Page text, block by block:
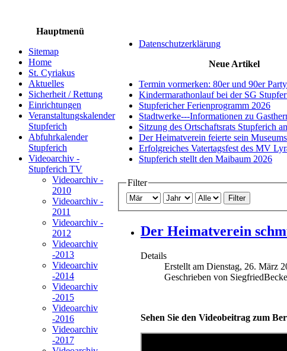
Hauptmenü
Sitemap
Home
St. Cyriakus
Aktuelles
Sicherheit / Rettung
Einrichtungen
Veranstaltungskalender
Stupferich
Abfuhrkalender
Stupferich
Videoarchiv -
Stupferich TV
Videoarchiv -
2010
Videoarchiv -
2011
Videoarchiv -
2012
Videoarchiv
-2013
Videoarchiv
-2014
Videoarchiv
-2015
Videoarchiv
-2016
Videoarchiv
-2017
Datenschutzerklärung
Neue Artikel
Termin vormerken: 80er und 90er
Kindermarathonlauf bei der SG
Stupfericher Ferienprogramm 2026
Stadtwerke---Informationen zu
Sitzung des Ortschaftsrats Stupferich
Der Heimatverein feierte sein
Erfolgreiches Vatertagsfest des MV
Stupferich stellt den Maibaum 2026
Filter
Filter
Der Heimatverein
Details
Erstellt am Dienstag, 26. März
Geschrieben von
Sehen Sie den Videobeitrag zum